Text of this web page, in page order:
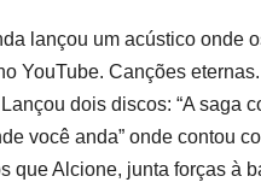
lançou um acústico onde
YouTube. Canções
dois discos: “A saga
você anda” onde contou
que Alcione, junta forças à